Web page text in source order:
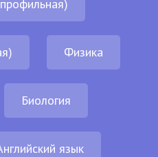
Физика
Биология
язык